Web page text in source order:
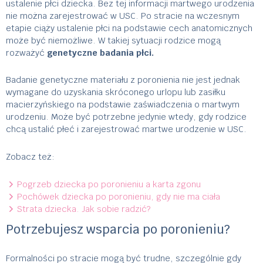
ustalenie płci dziecka. Bez tej informacji martwego urodzenia
nie można zarejestrować w USC. Po stracie na wczesnym
etapie ciąży ustalenie płci na podstawie cech anatomicznych
może być niemożliwe. W takiej sytuacji rodzice mogą
rozważyć genetyczne badania płci.
Badanie genetyczne materiału z poronienia nie jest jednak
wymagane do uzyskania skróconego urlopu lub zasiłku
macierzyńskiego na podstawie zaświadczenia o martwym
urodzeniu. Może być potrzebne jedynie wtedy, gdy rodzice
chcą ustalić płeć i zarejestrować martwe urodzenie w USC.
Zobacz też:
Pogrzeb dziecka po poronieniu a karta zgonu
Pochówek dziecka po poronieniu, gdy nie ma ciała
Strata dziecka. Jak sobie radzić?
Potrzebujesz wsparcia po poronieniu?
Formalności po stracie mogą być trudne, szczególnie gdy